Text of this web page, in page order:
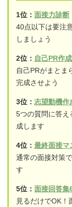
1位： 面接力診断
40点以下は要注
しましょう
2位： 自己PR作
自己PRがまとま
完成させよう
3位： 志望動機作
5つの質問に答え
成します
4位： 最終面接マ
通常の面接対策
す
5位： 面接回答集
見るだけでOK！